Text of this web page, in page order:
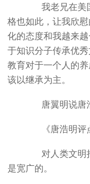
我老兄在美
格也如此，让我欣
化的态度和我越来
于知识分子传承优
教育对于一个人的
该以继承为主。
唐翼明说唐
《唐浩明评
对人类文明
是宽广的。